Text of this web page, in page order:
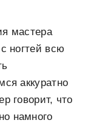
мастера
ногтей всю
аккуратно
говорит, что
намного